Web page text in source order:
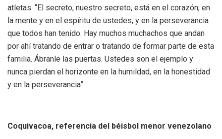
atletas. “El secreto, nuestro secreto, está en el corazón, en
la mente y en el espíritu de ustedes, y en la perseverancia
que todos han tenido. Hay muchos muchachos que andan
por ahí tratando de entrar o tratando de formar parte de esta
familia. Ábranle las puertas. Ustedes son el ejemplo y
nunca pierdan el horizonte en la humildad, en la honestidad
y en la perseverancia”.
‎Coquivacoa, referencia del béisbol menor venezolano